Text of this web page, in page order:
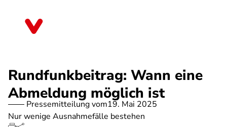
Rundfunkbeitrag: Wann eine
Abmeldung möglich ist
Pressemitteilung vom19. Mai 2025
Nur wenige Ausnahmefälle bestehen